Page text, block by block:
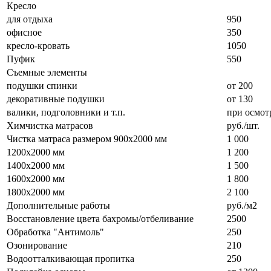
Кресло
для отдыха
950
офисное
350
кресло-кровать
1050
Пуфик
550
Съемные элементы
подушки спинки
от 200
декоративные подушки
от 130
валики, подголовники и т.п.
при
Химчистка матрасов
руб./шт.
Чистка матраса размером 900х2000 мм
1 000
1200х2000 мм
1 200
1400х2000 мм
1 500
1600х2000 мм
1 800
1800х2000 мм
2 100
Дополнительные работы
руб./м2
Восстановление цвета бахромы/отбеливание
2500
Обработка "Антимоль"
250
Озонирование
210
Водоотталкивающая пропитка
250